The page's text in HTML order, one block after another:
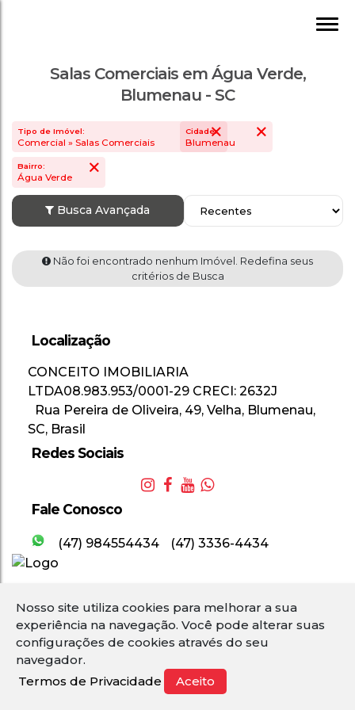
Nosso site utiliza cookies para melhorar a sua
experiência na navegação. Você pode alterar suas
configurações de cookies através do seu
navegador.
Termos de Privacidade
Aceito
Salas Comerciais em Água Verde,
Blumenau - SC
Tipo de Imóvel: Cidade:
Bairro:
Água Verde
Busca Avançada
Localização
CONCEITO IMOBILIARIA
LTDA08.983.953/0001-29 CRECI: 2632J
Rua Pereira de Oliveira, 49, Velha, Blumenau,
SC, Brasil
Redes Sociais
Fale Conosco
(47) 984554434 (47) 3336-4434